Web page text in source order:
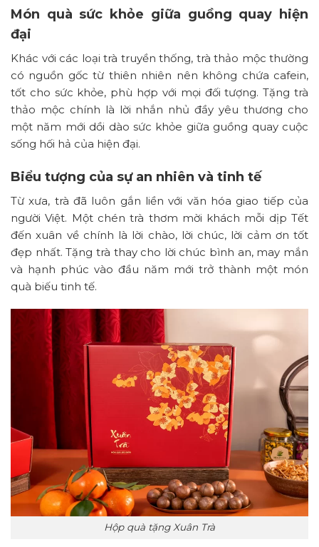
Món quà sức khỏe giữa guồng quay hiện
đại
Khác với các loại trà truyền thống, trà thảo mộc thường
có nguồn gốc từ thiên nhiên nên không chứa cafein,
tốt cho sức khỏe, phù hợp với mọi đối tượng. Tặng trà
thảo mộc chính là lời nhắn nhủ đầy yêu thương cho
một năm mới dồi dào sức khỏe giữa guồng quay cuộc
sống hối hả của hiện đại.
Biểu tượng của sự an nhiên và tinh tế
Từ xưa, trà đã luôn gắn liền với văn hóa giao tiếp của
người Việt. Một chén trà thơm mời khách mỗi dịp Tết
đến xuân về chính là lời chào, lời chúc, lời cảm ơn tốt
đẹp nhất. Tặng trà thay cho lời chúc bình an, may mắn
và hạnh phúc vào đầu năm mới trở thành một món
quà biếu tinh tế.
Hộp quà tặng Xuân Trà